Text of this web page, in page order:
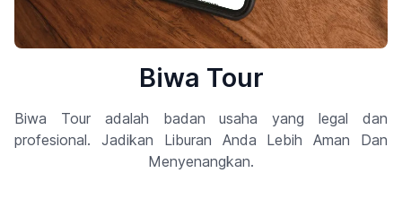
Biwa Tour
Biwa Tour adalah badan usaha yang legal dan
profesional. Jadikan Liburan Anda Lebih Aman Dan
Menyenangkan.